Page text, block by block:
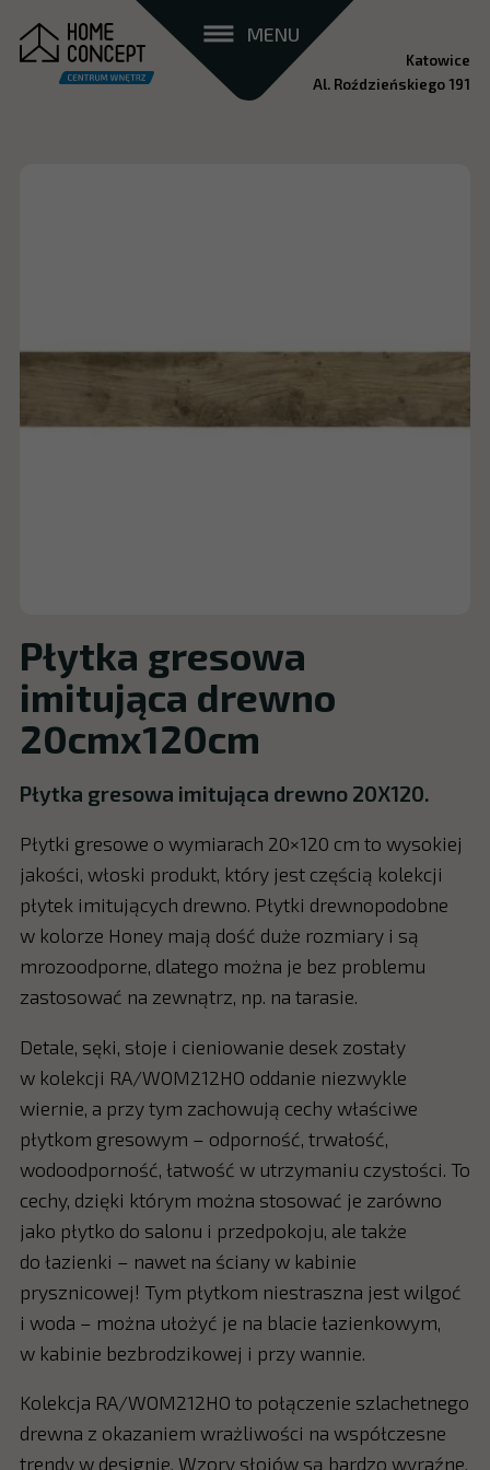
MENU
Katowice
Al. Roździeńskiego 191
Płytka gresowa
imitująca drewno
20cmx120cm
Płytka gresowa imitująca drewno 20X120.
Płytki gresowe o wymiarach 20×120 cm to wysokiej
jakości, włoski produkt, który jest częścią kolekcji
płytek imitujących drewno. Płytki drewnopodobne
w kolorze Honey mają dość duże rozmiary i są
mrozoodporne, dlatego można je bez problemu
zastosować na zewnątrz, np. na tarasie.
Detale, sęki, słoje i cieniowanie desek zostały
w kolekcji RA/WOM212HO oddanie niezwykle
wiernie, a przy tym zachowują cechy właściwe
płytkom gresowym – odporność, trwałość,
wodoodporność, łatwość w utrzymaniu czystości. To
cechy, dzięki którym można stosować je zarówno
jako płytko do salonu i przedpokoju, ale także
do łazienki – nawet na ściany w kabinie
prysznicowej! Tym płytkom niestraszna jest wilgoć
i woda – można ułożyć je na blacie łazienkowym,
w kabinie bezbrodzikowej i przy wannie.
Kolekcja RA/WOM212HO to połączenie szlachetnego
drewna z okazaniem wrażliwości na współczesne
trendy w designie. Wzory słojów są bardzo wyraźne,